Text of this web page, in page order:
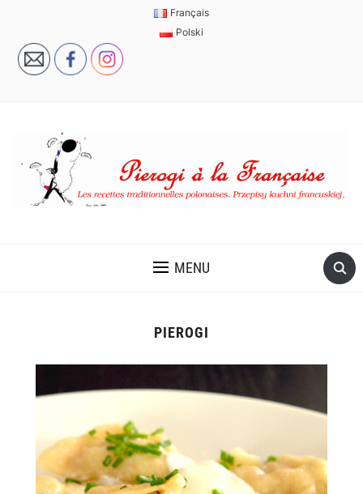
Français
Polski
MENU
PIEROGI